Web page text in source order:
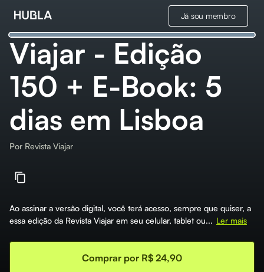
Já sou membro
Viajar - Edição
150 + E-Book: 5
dias em Lisboa
Por Revista Viajar
Ao assinar a versão digital, você terá acesso, sempre que quiser, a
essa edição da Revista Viajar em seu celular, tablet ou... Ler mais
Comprar por R$ 24,90